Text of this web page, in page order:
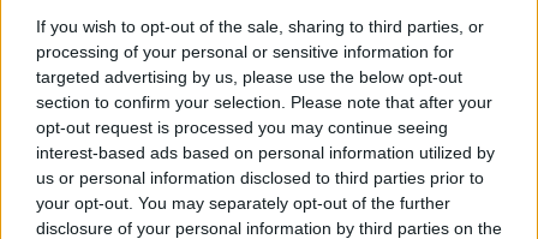
If you wish to opt-out of the sale, sharing to third parties, or
processing of your personal or sensitive information for
targeted advertising by us, please use the below opt-out
section to confirm your selection. Please note that after your
opt-out request is processed you may continue seeing
interest-based ads based on personal information utilized by
us or personal information disclosed to third parties prior to
your opt-out. You may separately opt-out of the further
disclosure of your personal information by third parties on the
KÜLFÖLD # TENISZ # SZERVA
#HOLLÓ AUSZTRÁLIA